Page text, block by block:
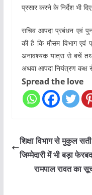
प्रसार करने के निर्देश भी
सचिव आपदा प्रबंधन एवं
की है कि मौसम विभाग एवं
अनावश्यक यात्रा से बचें
अथवा आपदा नियंत्रण कक्ष
Spread the love
शिक्षा विभाग से मुकुल
जिम्मेदारी में भी बड़ा
रामपाल रावत का